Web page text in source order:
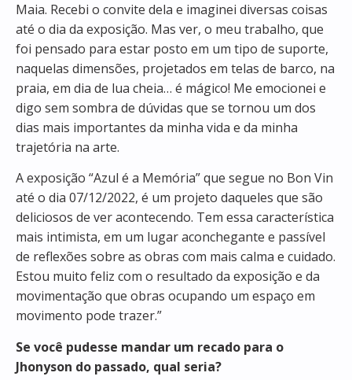
Maia. Recebi o convite dela e imaginei diversas coisas
até o dia da exposição. Mas ver, o meu trabalho, que
foi pensado para estar posto em um tipo de suporte,
naquelas dimensões, projetados em telas de barco, na
praia, em dia de lua cheia… é mágico! Me emocionei e
digo sem sombra de dúvidas que se tornou um dos
dias mais importantes da minha vida e da minha
trajetória na arte.
A exposição “Azul é a Memória” que segue no Bon Vin
até o dia 07/12/2022, é um projeto daqueles que são
deliciosos de ver acontecendo. Tem essa característica
mais intimista, em um lugar aconchegante e passível
de reflexões sobre as obras com mais calma e cuidado.
Estou muito feliz com o resultado da exposição e da
movimentação que obras ocupando um espaço em
movimento pode trazer.”
Se você pudesse mandar um recado para o
Jhonyson do passado, qual seria?